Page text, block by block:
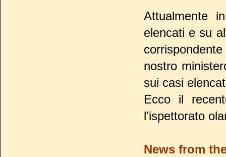
Attualmente
elencati e su
nostro
sui casi
Ecco il
l'ispettorato
News from